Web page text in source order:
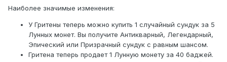
Наиболее значимые изменения:
У Гритены теперь можно купить 1 случайный сундук за 5
Лунных монет. Вы получите Антикварный, Легендарный,
Эпический или Призрачный сундук с равным шансом.
Гритена теперь продает 1 Лунную монету за 40 баджей.